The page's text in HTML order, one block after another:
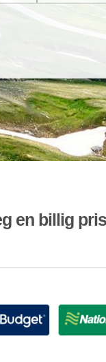
en billig